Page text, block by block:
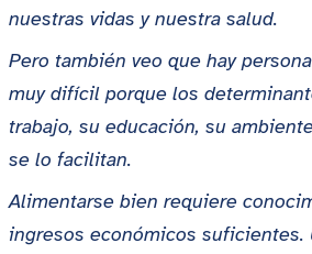
nuestras vidas y nuestra salud.
Pero también veo que hay
muy difícil porque los
trabajo, su educación, su
se lo facilitan.
Alimentarse bien requiere
ingresos económicos suficientes.